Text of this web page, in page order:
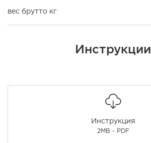
вес брутто кг
Инструкции
Инструкция
2MB - PDF